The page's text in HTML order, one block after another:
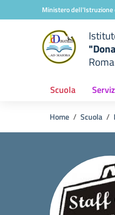
Vai ai contenuti
Vai al menu di navigazione
Ministero dell'Istruzione
Scuola
Home Scuola